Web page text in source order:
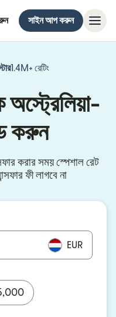
সাইন আপ করুন
1.4M+ রেটিং
অস্ট্রেলিয়া-
করুন
করার সময় স্পেশাল রেট
ফী লাগবে না
EUR